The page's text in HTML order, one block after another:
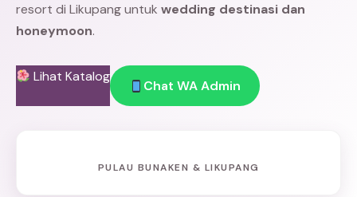
resort di Likupang untuk wedding destinasi dan
honeymoon.
Lihat Katalog
Chat WA Admin
PULAU BUNAKEN & LIKUPANG